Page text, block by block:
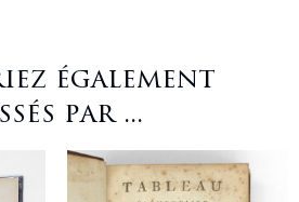
également
par ...